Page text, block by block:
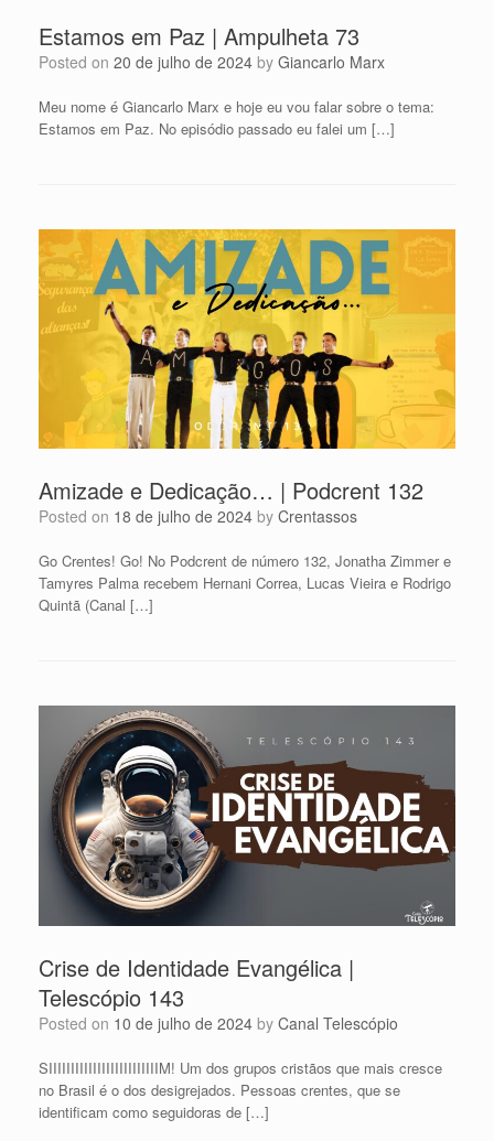
Estamos em Paz | Ampulheta 73
Posted on 20 de julho de 2024 by Giancarlo Marx
Meu nome é Giancarlo Marx e hoje eu vou falar sobre o tema:
Estamos em Paz. No episódio passado eu falei um […]
Amizade e Dedicação… | Podcrent 132
Posted on 18 de julho de 2024 by Crentassos
Go Crentes! Go! No Podcrent de número 132, Jonatha Zimmer e
Tamyres Palma recebem Hernani Correa, Lucas Vieira e Rodrigo
Quintã (Canal […]
Crise de Identidade Evangélica |
Telescópio 143
Posted on 10 de julho de 2024 by Canal Telescópio
SIIIIIIIIIIIIIIIIIIIIIIIIIM! Um dos grupos cristãos que mais cresce
no Brasil é o dos desigrejados. Pessoas crentes, que se
identificam como seguidoras de […]